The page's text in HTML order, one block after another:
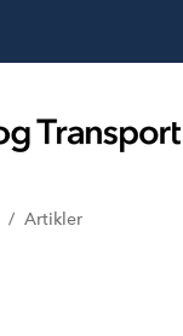
Artikler